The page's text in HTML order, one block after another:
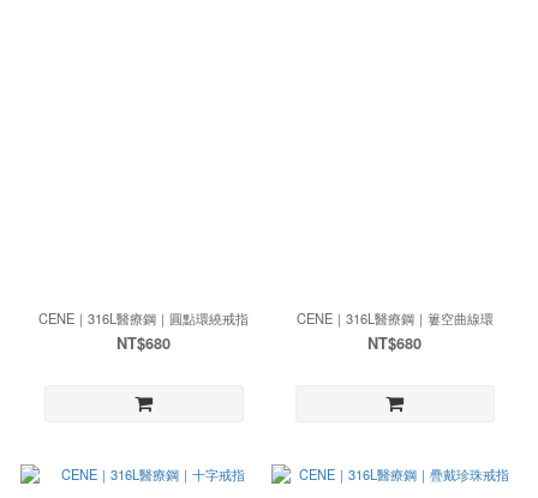
CENE｜316L醫療鋼｜圓點環繞戒指
NT$680
CENE｜316L醫療鋼｜簍空曲線環
NT$680